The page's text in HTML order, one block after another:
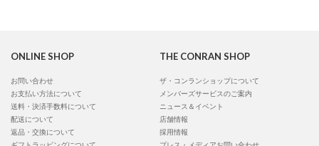
ONLINE SHOP
お問い合わせ
お支払い方法について
送料・決済手数料について
配送について
返品・交換について
THE CONRAN SHOP
ザ・コンランショップについて
メンバーズサービスのご案内
ニュース＆イベント
店舗情報
採用情報